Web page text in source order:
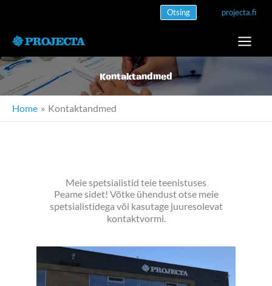
Otsing projecta.fi
Kontaktandmed
Home Kontaktandmed
Meie spetsialistid teie teenistuses
Peame sidet! Võtke ühendust otse meie
spetsialistidega või kasutage juuresolevat
kontaktvormi.